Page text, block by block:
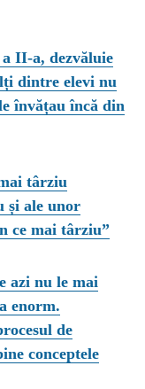
II-a, dezvăluie
dintre elevi nu
învățau încă din
târziu
și ale unor
ce mai târziu”
azi nu le mai
enorm.
de
conceptele